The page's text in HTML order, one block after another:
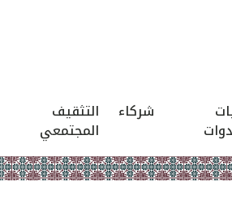
شركاء التثقيف
المجتمعي